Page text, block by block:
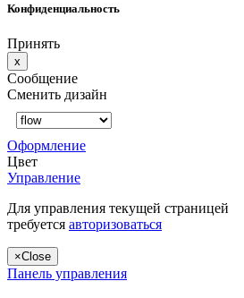
Конфиденциальность
Принять
x
Сообщение
Сменить дизайн
Оформление
Цвет
Управление
Для управления текущей страницей
требуется авторизоваться
×Close
Панель управления